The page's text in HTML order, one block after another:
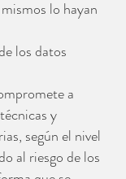
lo hayan
los datos
a
y
según el nivel
al riesgo de los